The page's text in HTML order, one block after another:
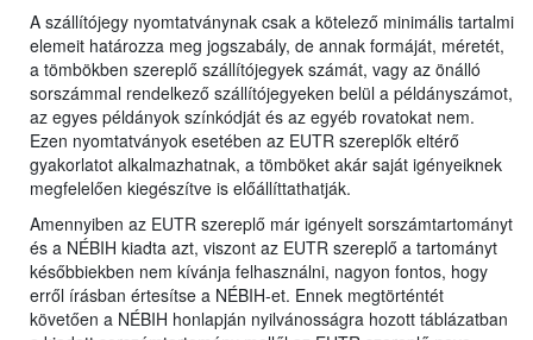
A szállítójegy nyomtatványnak csak a kötelező minimális tartalmi
elemeit határozza meg jogszabály, de annak formáját, méretét,
a tömbökben szereplő szállítójegyek számát, vagy az önálló
sorszámmal rendelkező szállítójegyeken belül a példányszámot,
az egyes példányok színkódját és az egyéb rovatokat nem.
Ezen nyomtatványok esetében az EUTR szereplők eltérő
gyakorlatot alkalmazhatnak, a tömböket akár saját igényeiknek
megfelelően kiegészítve is előállíttathatják.
Amennyiben az EUTR szereplő már igényelt sorszámtartományt
és a NÉBIH kiadta azt, viszont az EUTR szereplő a tartományt
későbbiekben nem kívánja felhasználni, nagyon fontos, hogy
erről írásban értesítse a NÉBIH-et. Ennek megtörténtét
követően a NÉBIH honlapján nyilvánosságra hozott táblázatban